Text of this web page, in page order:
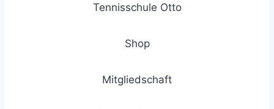
Tennisschule Otto
Shop
Mitgliedschaft